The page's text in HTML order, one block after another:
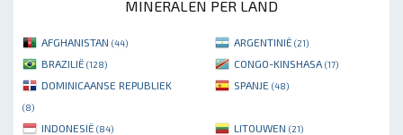
MINERALEN PER LAND
AFGHANISTAN (44) ARGENTINIË (21)
BRAZILIË (128) CONGO-KINSHASA (17)
DOMINICAANSE REPUBLIEK
(8)
SPANJE (48)
INDONESIË (84) LITOUWEN (21)